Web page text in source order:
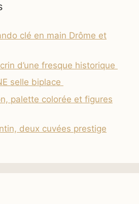
clé en main Drôme et
d’une fresque historique
selle biplace
palette colorée et figures
deux cuvées prestige